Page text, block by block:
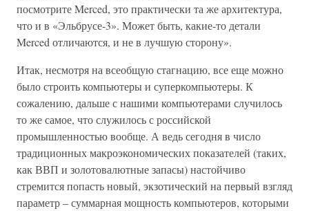
посмотрите Merced, это практически та же архитектура,
что и в «Эльбрусе-3». Может быть, какие-то детали
Merced отличаются, и не в лучшую сторону».
Итак, несмотря на всеобщую стагнацию, все еще можно
было строить компьютеры и суперкомпьютеры. К
сожалению, дальше с нашими компьютерами случилось
то же самое, что служилось с российской
промышленностью вообще. А ведь сегодня в число
традиционных макроэкономических показателей (таких,
как ВВП и золотовалютные запасы) настойчиво
стремится попасть новый, экзотический на первый взгляд
параметр – суммарная мощность компьютеров, которыми